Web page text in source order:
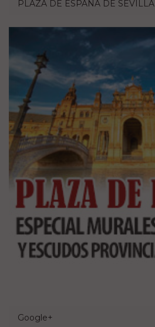
PLAZA DE ESPAÑA DE SEVILLA
Google+